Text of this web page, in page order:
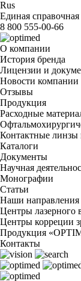
Rus
Единая
8 800 555-00-66
О компании
История бренда
Лицензии и
Новости компании
Отзывы
Продукция
Расходные
Контактные линзы
Каталоги
Документы
Научная
Монографии
Статьи
Наши направления
Центры лазерного
Центры корреции
Продукция
Контакты